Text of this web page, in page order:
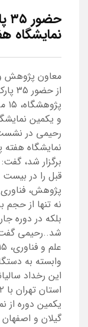
نمایشگاه
معاون پژوهش و
و یکمین
رحیمی در نشست
نمایشگاه
برگزار شد،
قبل را در
پژوهش، فناوری
نه تنها از حجم
بلکه در دوره
وابسته به
این رخداد
یکمین دوره از
گیلان و اصفهان